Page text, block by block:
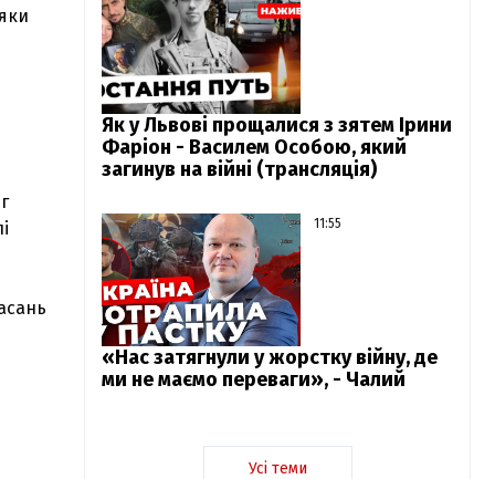
Як у Львові прощалися з зятем Ірини
Фаріон - Василем Особою, який
загинув на війні (трансляція)
11:55
«Нас затягнули у жорстку війну, де
ми не маємо переваги», - Чалий
Усі теми